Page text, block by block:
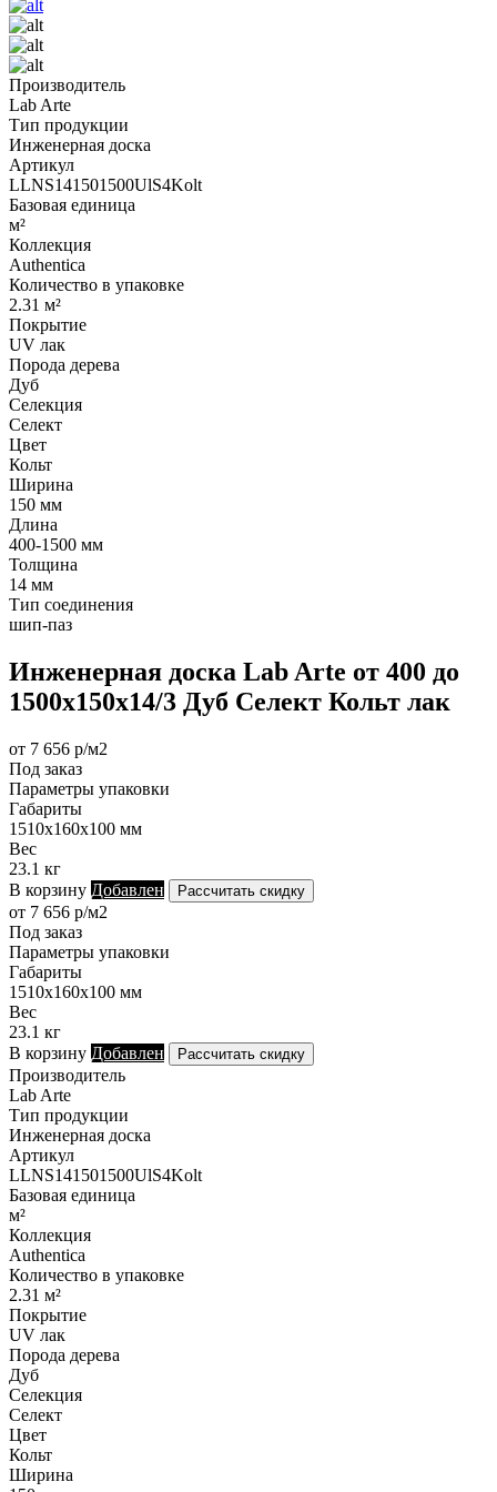
Производитель
Lab Arte
Тип продукции
Инженерная доска
Артикул
LLNS141501500UlS4Kolt
Базовая единица
м²
Коллекция
Authentica
Количество в упаковке
2.31 м²
Покрытие
UV лак
Порода дерева
Дуб
Селекция
Селект
Цвет
Кольт
Ширина
150 мм
Длина
400-1500 мм
Толщина
14 мм
Тип соединения
шип-паз
Инженерная доска Lab Arte от 400 до
1500х150х14/3 Дуб Селект Кольт лак
от 7 656 р/м2
Под заказ
Параметры упаковки
Габариты
1510х160х100 мм
Вес
23.1 кг
В корзину Добавлен Рассчитать скидку
от 7 656 р/м2
Под заказ
Параметры упаковки
Габариты
1510х160х100 мм
Вес
23.1 кг
В корзину Добавлен Рассчитать скидку
Производитель
Lab Arte
Тип продукции
Инженерная доска
Артикул
LLNS141501500UlS4Kolt
Базовая единица
м²
Коллекция
Authentica
Количество в упаковке
2.31 м²
Покрытие
UV лак
Порода дерева
Дуб
Селекция
Селект
Цвет
Кольт
Ширина